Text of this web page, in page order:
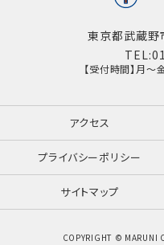
東京都武蔵
【受付時間】月～
アクセス
プライバシーポリシー
サイトマップ
COPYRIGHT © MARUNI